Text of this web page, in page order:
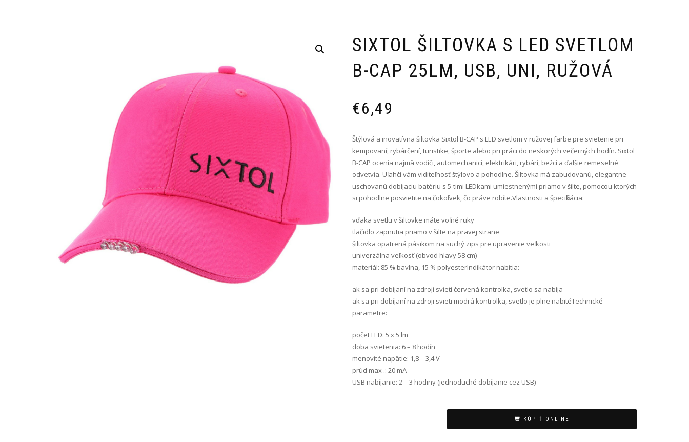
SIXTOL ŠILTOVKA S LED SVETLOM
B-CAP 25LM, USB, UNI, RUŽOVÁ
€6,49
Štýlová a inovatívna šiltovka Sixtol B-CAP s LED svetlom v ružovej farbe pre svietenie pri
kempovaní, rybárčení, turistike, športe alebo pri práci do neskorých večerných hodín. Sixtol
B-CAP ocenia najmä vodiči, automechanici, elektrikári, rybári, bežci a ďalšie remeselné
odvetvia. Uľahčí vám viditeľnosť štýlovo a pohodlne. Šiltovka má zabudovanú, elegantne
uschovanú dobíjaciu batériu s 5-timi LEDkami umiestnenými priamo v šilte, pomocou ktorých
si pohodlne posvietite na čokoľvek, čo práve robíte.Vlastnosti a špecifikácia:
vďaka svetlu v šiltovke máte voľné ruky
tlačidlo zapnutia priamo v šilte na pravej strane
šiltovka opatrená pásikom na suchý zips pre upravenie veľkosti
univerzálna veľkosť (obvod hlavy 58 cm)
materiál: 85 % bavlna, 15 % polyesterIndikátor nabitia:
ak sa pri dobíjaní na zdroji svieti červená kontrolka, svetlo sa nabíja
ak sa pri dobíjaní na zdroji svieti modrá kontrolka, svetlo je plne nabitéTechnické
parametre:
počet LED: 5 x 5 lm
doba svietenia: 6 – 8 hodín
menovité napätie: 1,8 – 3,4 V
prúd max .: 20 mA
USB nabíjanie: 2 – 3 hodiny (jednoduché dobíjanie cez USB)
KÚPIŤ ONLINE